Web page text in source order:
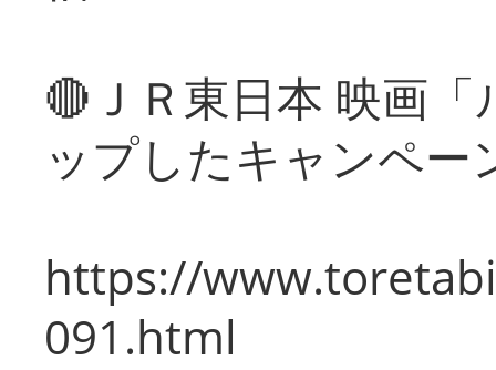
🔴ＪＲ東日本 映画
ップしたキャンペー
https://
091.html